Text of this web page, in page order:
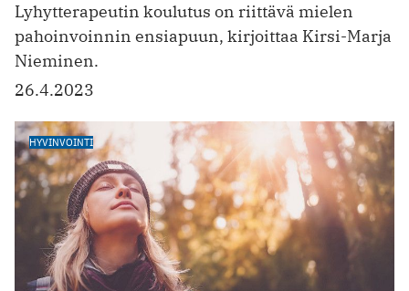
Lyhytterapeutin koulutus on riittävä mielen
pahoinvoinnin ensiapuun, kirjoittaa Kirsi-Marja
Nieminen.
26.4.2023
HYVINVOINTI